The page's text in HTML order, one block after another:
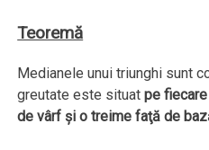
Teoremă
Medianele unui triunghi sunt
greutate este situatpe
de vârf şi o treime faţă de